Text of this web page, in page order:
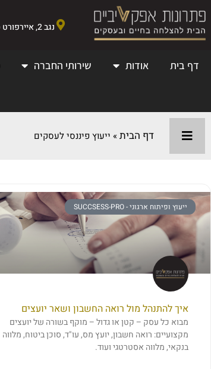
נגב 2, איירפורט סיטי
דף בית אודות שירותי החברה
דף הבית » ייעוץ פיננסי לעסקים
ייעוץ ופיתוח ארגוני - SUCCSESS-PRO
איך להתנהל מול רואה החשבון ושאר יועצים
מבוא כל עסק – קטן או גדול – מוקף בשורה של יועצים
מקצועיים: רואה חשבון, יועץ מס, עו"ד, סוכן ביטוח, מלווה
בנקאי, מלווה אסטרטגי ועוד.